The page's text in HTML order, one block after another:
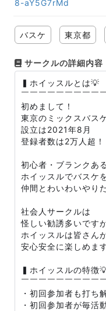
8-aY5G7rMd
バスケ 東京都
サークルの詳細内容
▍ホイッスルとは💡
￣￣￣￣￣￣￣￣￣
初めまして！
東京のミックスバス
設立は2021年8月
登録者数は2万人超！
初心者・ブランクあ
ホイッスルでバスケ
仲間とわいわいやり
社会人サークルは
怪しい勧誘多いですが
ホイッスルは皆さん
安心安全に楽しめま
▍ホイッスルの特徴
￣￣￣￣￣￣￣￣￣
・初回参加者も打ち
・初回参加者が毎活